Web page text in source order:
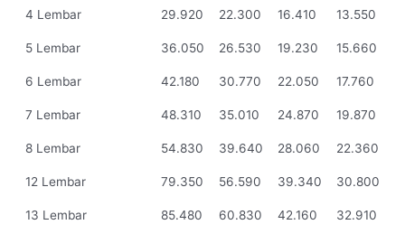
4 Lembar 29.920 22.300 16.410 13.550
5 Lembar 36.050 26.530 19.230 15.660
6 Lembar 42.180 30.770 22.050 17.760
7 Lembar 48.310 35.010 24.870 19.870
8 Lembar 54.830 39.640 28.060 22.360
12 Lembar 79.350 56.590 39.340 30.800
13 Lembar 85.480 60.830 42.160 32.910